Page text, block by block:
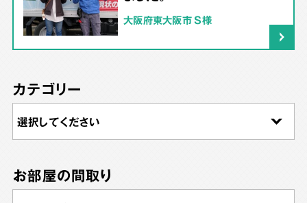
大阪府東大阪市 S様
カテゴリー
お部屋の間取り